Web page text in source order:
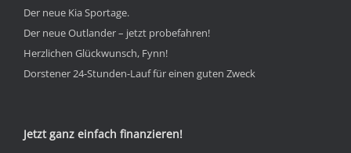
Der neue Kia Sportage.
Der neue Outlander – jetzt probefahren!
Herzlichen Glückwunsch, Fynn!
Dorstener 24-Stunden-Lauf für einen guten Zweck
Jetzt ganz einfach finanzieren!